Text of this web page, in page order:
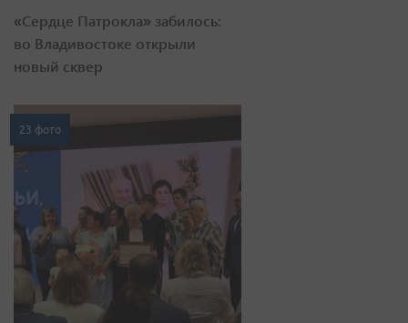
«Сердце Патрокла» забилось:
во Владивостоке открыли
новый сквер
23 фото